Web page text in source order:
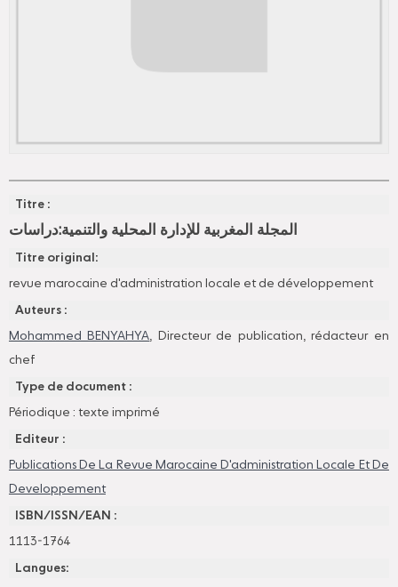
Titre :
المجلة المغربية للإدارة المحلية والتنمية:دراسات
Titre original:
revue marocaine d'administration locale et de développement
Auteurs :
Mohammed BENYAHYA, Directeur de publication, rédacteur en
chef
Type de document :
Périodique : texte imprimé
Editeur :
Publications De La Revue Marocaine D'administration Locale Et De
Developpement
ISBN/ISSN/EAN :
1113-1764
Langues: